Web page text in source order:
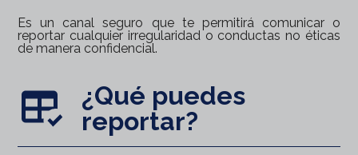
Es un canal seguro que te permitirá comunicar o
reportar cualquier irregularidad o conductas no éticas
de manera confidencial.
¿Qué puedes
reportar?